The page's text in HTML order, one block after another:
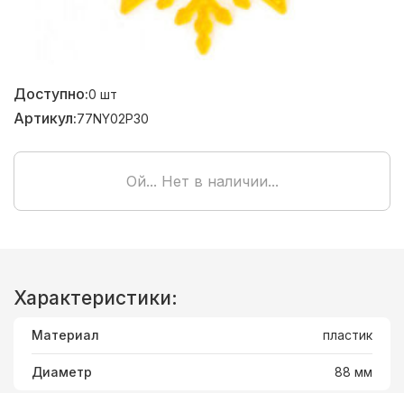
Доступно:0 шт
Артикул:77NY02P30
Ой... Нет в наличии...
Характеристики:
Материал пластик
Диаметр 88 мм